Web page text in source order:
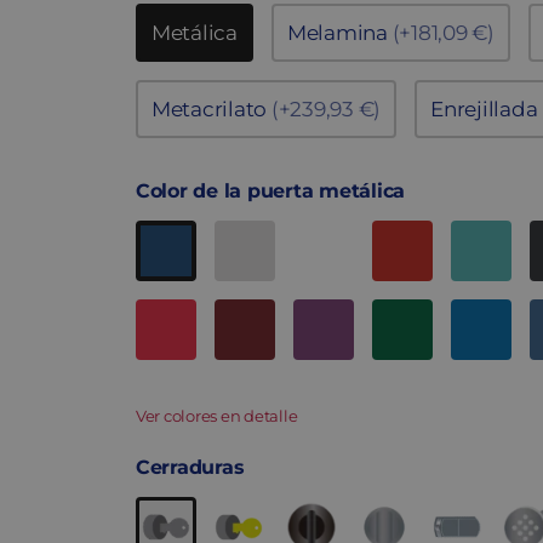
Metálica Melamina (+181,09 €)
Metacrilato (+239,93 €) Enrejillada
Color de la puerta metálica
Ver colores en detalle
Cerraduras